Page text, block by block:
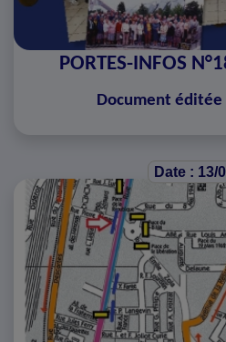
PORTES-INFOS
Document
Date : 13/